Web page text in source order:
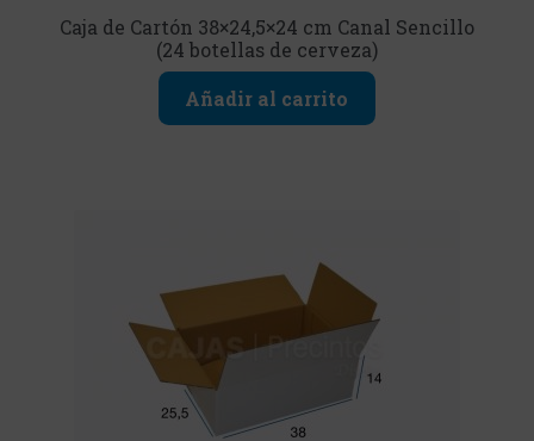
Caja de Cartón 38×24,5×24 cm Canal Sencillo
(24 botellas de cerveza)
Añadir al carrito